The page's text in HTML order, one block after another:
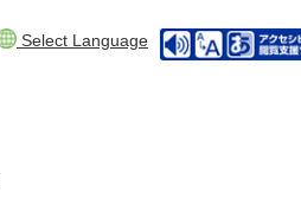
Select Language